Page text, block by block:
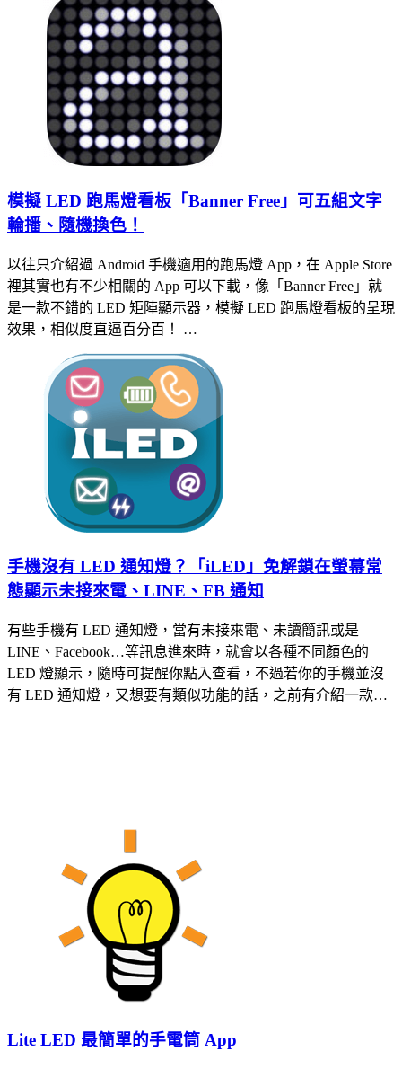
模擬 LED 跑馬燈看板「Banner Free」可五組文字
輪播、隨機換色！
以往只介紹過 Android 手機適用的跑馬燈 App，在 Apple Store
裡其實也有不少相關的 App 可以下載，像「Banner Free」就
是一款不錯的 LED 矩陣顯示器，模擬 LED 跑馬燈看板的呈現
效果，相似度直逼百分百！ …
手機沒有 LED 通知燈？「iLED」免解鎖在螢幕常
態顯示未接來電、LINE、FB 通知
有些手機有 LED 通知燈，當有未接來電、未讀簡訊或是
LINE、Facebook…等訊息進來時，就會以各種不同顏色的
LED 燈顯示，隨時可提醒你點入查看，不過若你的手機並沒
有 LED 通知燈，又想要有類似功能的話，之前有介紹一款…
Lite LED 最簡單的手電筒 App